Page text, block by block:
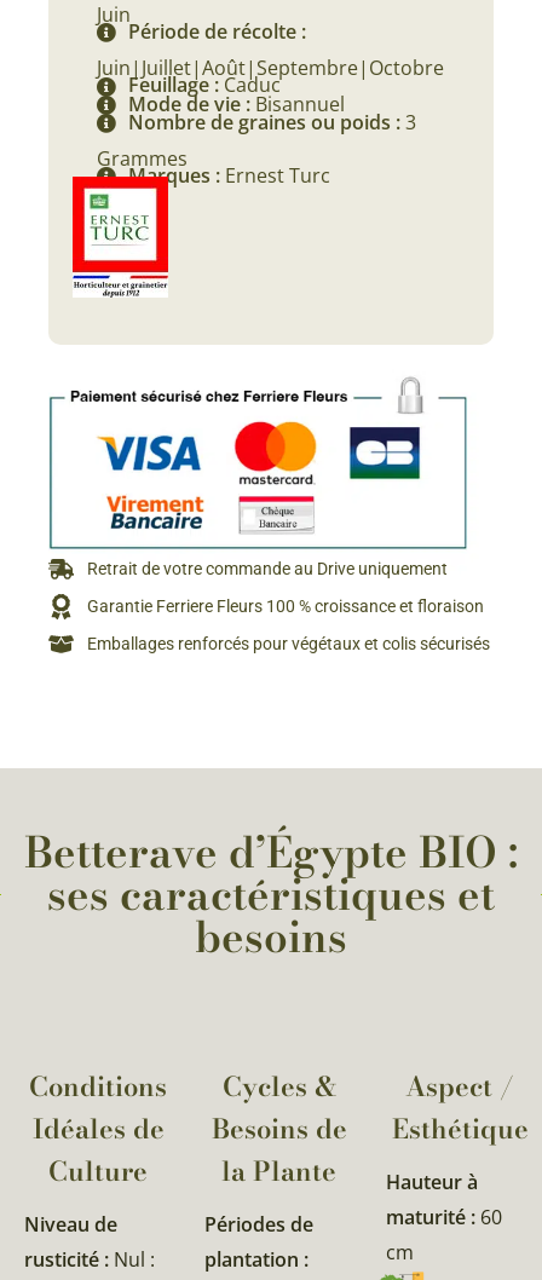
Juin
Période de récolte :
Juin|Juillet|Août|Septembre|Octobre
Feuillage : Caduc
Mode de vie : Bisannuel
Nombre de graines ou poids :3
Grammes
Marques : Ernest Turc
Retrait de votre commande au Drive uniquement
Garantie Ferriere Fleurs 100 % croissance et floraison
Emballages renforcés pour végétaux et colis sécurisés
Betterave d’Égypte BIO :
ses caractéristiques et
besoins
Conditions
Idéales de
Culture
Niveau de
rusticité : Nul :
Cycles &
Besoins de
la Plante​
Périodes de
plantation :
Aspect /
Esthétique
Hauteur à
maturité : 60
cm